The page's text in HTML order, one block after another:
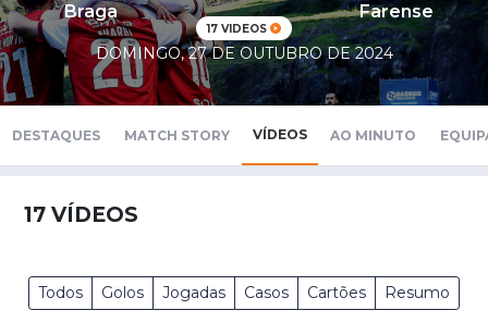
Braga
17 VIDEOS
Farense
DOMINGO, 27 DE OUTUBRO DE 2024
DESTAQUES MATCH STORY VÍDEOS AO MINUTO
17 VÍDEOS
Todos Golos Jogadas Casos Cartões Resumo